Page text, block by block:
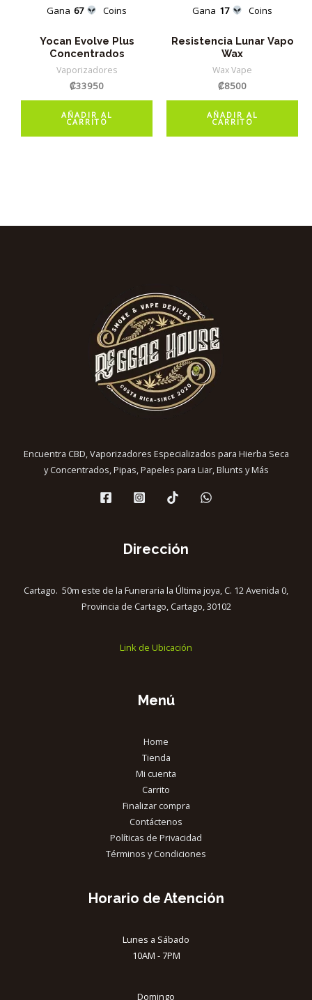
Gana 67 Coins
Yocan Evolve Plus
Concentrados
Vaporizadores
₡33950
AÑADIR AL
CARRITO
Gana 17 Coins
Resistencia Lunar Vapo
Wax
Wax Vape
₡8500
AÑADIR AL
CARRITO
Encuentra CBD, Vaporizadores Especializados para Hierba Seca
y Concentrados, Pipas, Papeles para Liar, Blunts y Más
Dirección
Cartago. 50m este de la Funeraria la Última joya, C. 12 Avenida 0,
Provincia de Cartago, Cartago, 30102
Link de Ubicación
Menú
Home
Tienda
Mi cuenta
Carrito
Finalizar compra
Contáctenos
Políticas de Privacidad
Términos y Condiciones
Horario de Atención
Lunes a Sábado
10AM - 7PM
Domingo